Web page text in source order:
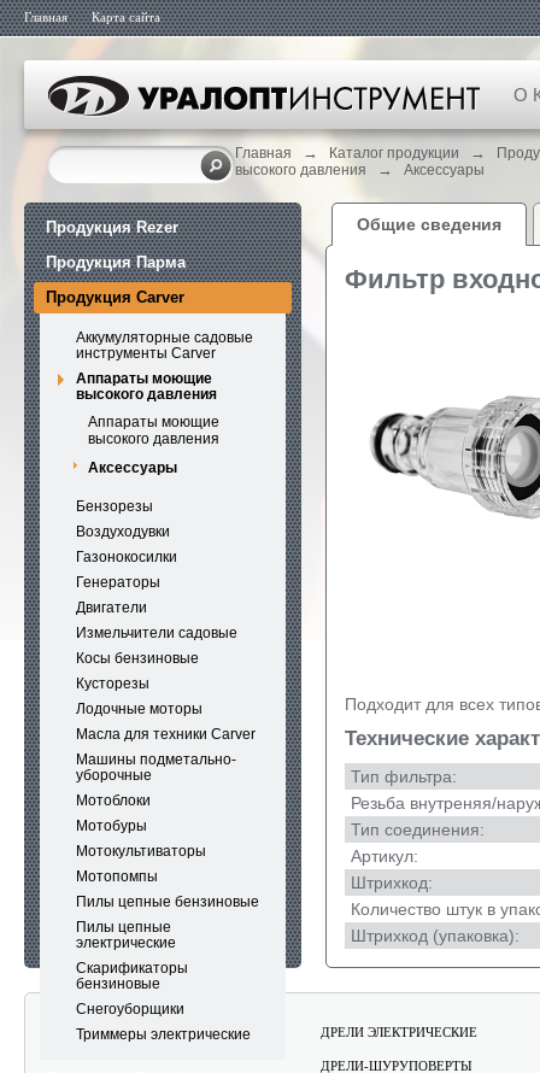
Главная Карта сайта
О
Главная → Каталог продукции →
высокого давления
→ Аксессуары
Продукция Rezer
Продукция Парма
Продукция Carver
Аккумуляторные садовые
инструменты Carver
Аппараты моющие
высокого давления
Аппараты моющие
высокого давления
Аксессуары
Бензорезы
Воздуходувки
Газонокосилки
Генераторы
Двигатели
Измельчители садовые
Косы бензиновые
Кусторезы
Лодочные моторы
Масла для техники Carver
Машины подметально-
уборочные
Мотоблоки
Мотобуры
Мотокультиваторы
Мотопомпы
Пилы цепные бензиновые
Пилы цепные
электрические
Скарификаторы
бензиновые
Снегоуборщики
Триммеры электрические
Общие сведения
Фильтр
Подходит для всех
Технические
Тип фильтра:
Резьба внутреняя/
Тип соединения:
Артикул:
Штрихкод:
Количество штук в
Штрихкод (упаковка):
АККУМУЛЯТОРНЫЕ САДОВЫЕ
ДРЕЛИ ЭЛЕКТРИЧЕСКИЕ
ДРЕЛИ-ШУРУПОВЕРТЫ